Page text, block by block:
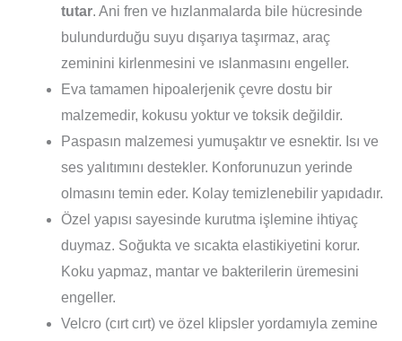
tutar. Ani fren ve hızlanmalarda bile hücresinde
bulundurduğu suyu dışarıya taşırmaz, araç
zeminini kirlenmesini ve ıslanmasını engeller.
Eva tamamen hipoalerjenik çevre dostu bir
malzemedir, kokusu yoktur ve toksik değildir.
Paspasın malzemesi yumuşaktır ve esnektir. Isı ve
ses yalıtımını destekler. Konforunuzun yerinde
olmasını temin eder. Kolay temizlenebilir yapıdadır.
Özel yapısı sayesinde kurutma işlemine ihtiyaç
duymaz. Soğukta ve sıcakta elastikiyetini korur.
Koku yapmaz, mantar ve bakterilerin üremesini
engeller.
Velcro (cırt cırt) ve özel klipsler yordamıyla zemine